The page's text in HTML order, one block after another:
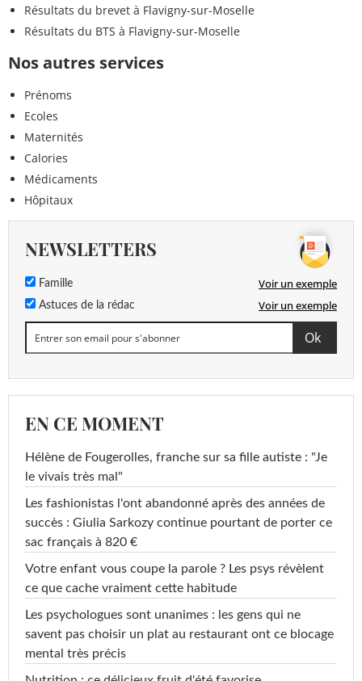
Résultats du brevet à Flavigny-sur-Moselle
Résultats du BTS à Flavigny-sur-Moselle
Nos autres services
Prénoms
Ecoles
Maternités
Calories
Médicaments
Hôpitaux
NEWSLETTERS
Famille Voir un exemple
Astuces de la rédac Voir un exemple
EN CE MOMENT
Hélène de Fougerolles, franche sur sa fille autiste : "Je
le vivais très mal"
Les fashionistas l'ont abandonné après des années de
succès : Giulia Sarkozy continue pourtant de porter ce
sac français à 820 €
Votre enfant vous coupe la parole ? Les psys révèlent
ce que cache vraiment cette habitude
Les psychologues sont unanimes : les gens qui ne
savent pas choisir un plat au restaurant ont ce blocage
mental très précis